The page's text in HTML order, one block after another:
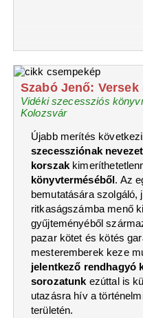
Szabó Jenő: Versek
Vidéki szecessziós
Kolozsvár
Újabb merítés
szecessziónak
korszak
könyvterméséből. Az
bemutatására szolgáló,
ritkaságszámba menő
gyűjteményéből
pazar kötet és kötés
mesteremberek keze
jelentkező rendhagyó
sorozatunk ezúttal is
utazásra hív a
területén.